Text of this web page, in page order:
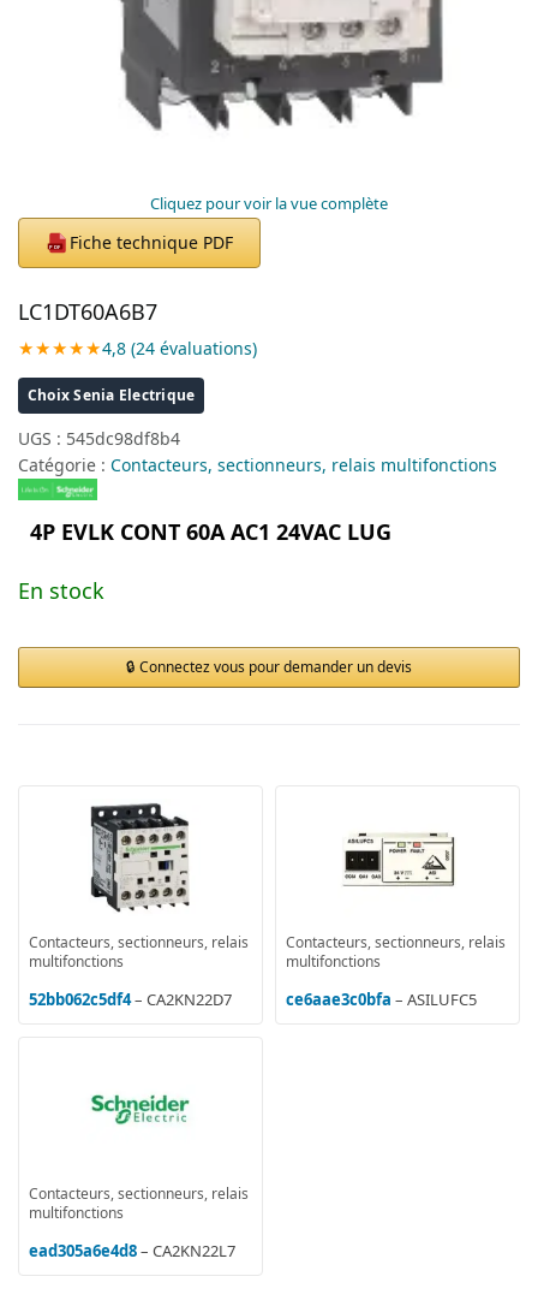
Cliquez pour voir la vue complète
PDF Fiche technique PDF
LC1DT60A6B7
★★★★★4,8 (24 évaluations)
Choix Senia Electrique
UGS : 545dc98df8b4
Catégorie : Contacteurs, sectionneurs, relais multifonctions
4P EVLK CONT 60A AC1 24VAC LUG
En stock
Connectez vous pour demander un devis
Contacteurs, sectionneurs, relais
multifonctions
52bb062c5df4– CA2KN22D7
Contacteurs, sectionneurs, relais
multifonctions
ce6aae3c0bfa – ASILUFC5
Contacteurs, sectionneurs, relais
multifonctions
ead305a6e4d8– CA2KN22L7